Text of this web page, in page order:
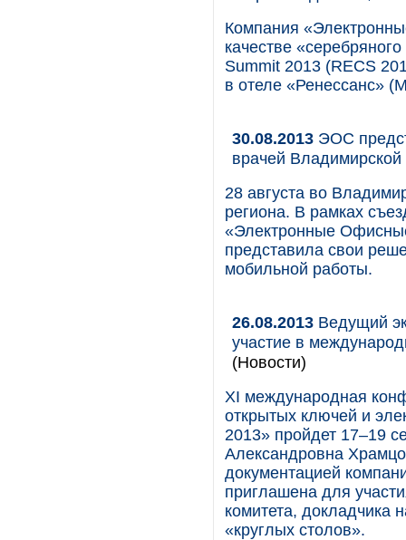
Компания
качестве
Summit 2013 (RECS
в отеле «Ренессанс»
30.08.2013 ЭОС
врачей Владимирской
28 августа во
региона. В рамках
«Электронные
представила свои
мобильной работы.
26.08.2013 Ведущий
участие в
(Новости)
XI международная
открытых ключей и
2013» пройдет 17–19
Александровна
документацией
приглашена для
комитета, докладчика
«круглых столов».